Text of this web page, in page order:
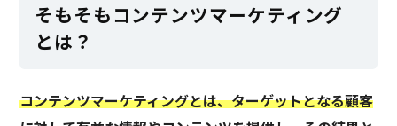
そもそもコンテンツマーケティング
とは？
コンテンツマーケティングとは、ターゲットとなる顧客